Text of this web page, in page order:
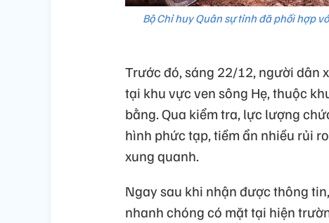
Bộ Chỉ huy Quân sự tỉnh đã phối hợp
Trước đó, sáng 22/12, người dân
tại khu vực ven sông Hẹ, thuộc
bằng. Qua kiểm tra, lực lượng
hình phức tạp, tiềm ẩn nhiều rủi
xung quanh.
Ngay sau khi nhận được thông
nhanh chóng có mặt tại hiện